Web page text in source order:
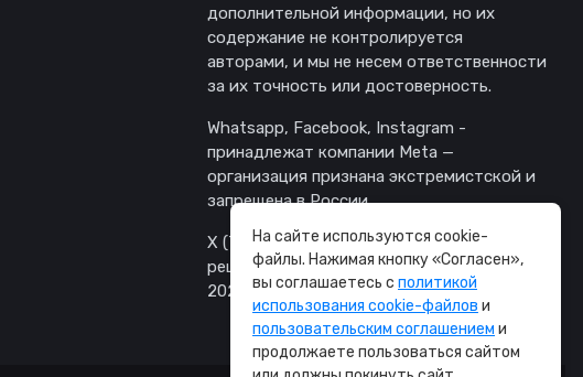
дополнительной информации, но их
содержание не контролируется
авторами, и мы не несем ответственности
за их точность или достоверность.
Whatsapp, Facebook, Instagram -
принадлежат компании Meta —
организация признана экстремистской и
запрещена в России.
X (Twitter) заблокирован в России по
решению Генпрокуратуры от 24 февраля
2022 г.
На сайте используются cookie-
файлы. Нажимая кнопку «Согласен»,
вы соглашаетесь с политикой
использования cookie-файлов и
пользовательским соглашением и
продолжаете пользоваться сайтом